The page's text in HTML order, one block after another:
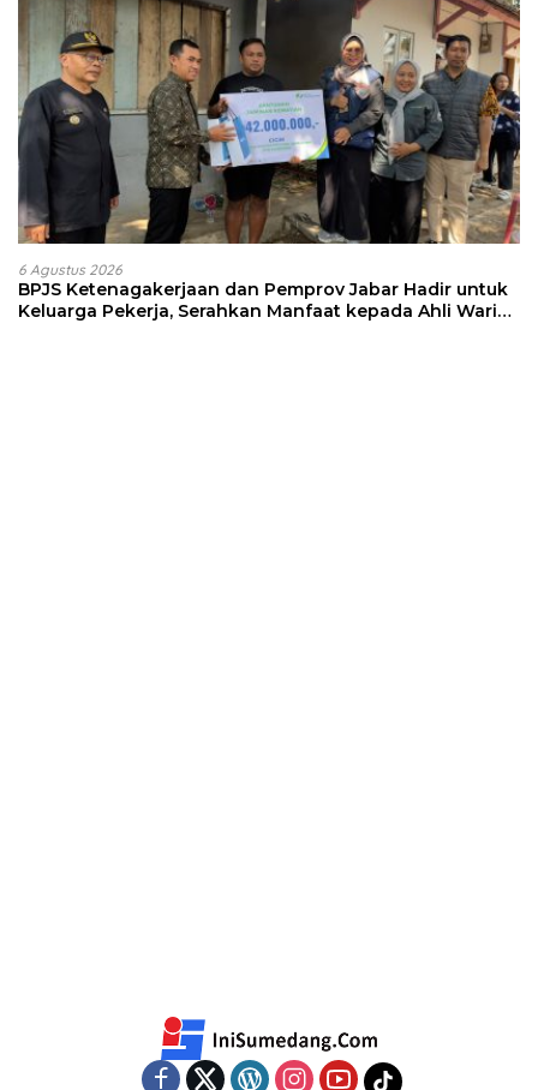
6 Agustus 2026
BPJS Ketenagakerjaan dan Pemprov Jabar Hadir untuk
Keluarga Pekerja, Serahkan Manfaat kepada Ahli Waris